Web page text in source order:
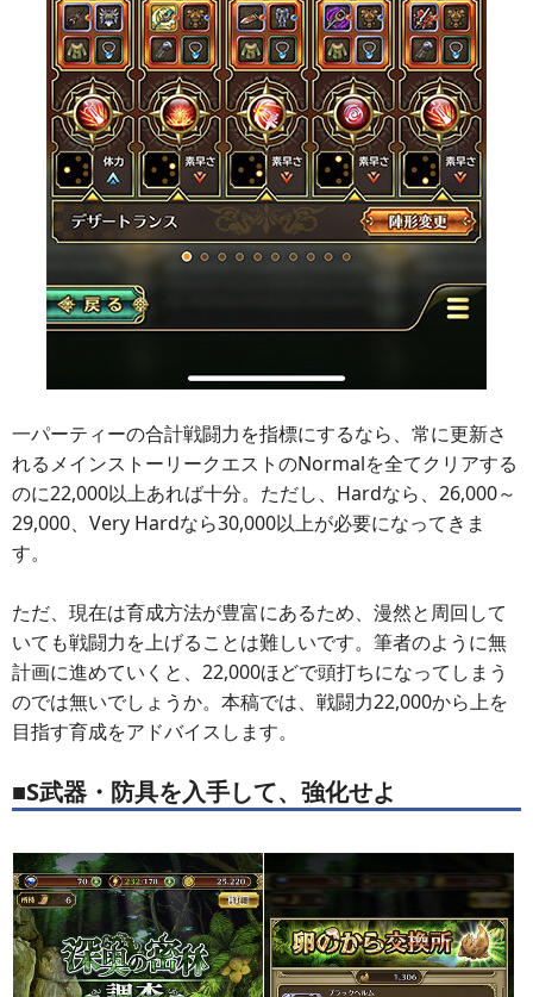
一パーティーの合計戦闘力を指標にするなら、常に更新さ
れるメインストーリークエストのNormalを全てクリアする
のに22,000以上あれば十分。ただし、Hardなら、26,000～
29,000、Very Hardなら30,000以上が必要になってきま
す。
ただ、現在は育成方法が豊富にあるため、漫然と周回して
いても戦闘力を上げることは難しいです。筆者のように無
計画に進めていくと、22,000ほどで頭打ちになってしまう
のでは無いでしょうか。本稿では、戦闘力22,000から上を
目指す育成をアドバイスします。
■S武器・防具を入手して、強化せよ